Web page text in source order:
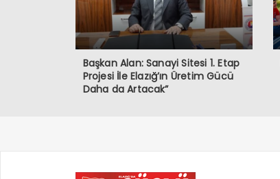
Başkan Alan: Sanayi Sitesi 1. Etap
Projesi İle Elazığ’ın Üretim Gücü
Daha da Artacak”